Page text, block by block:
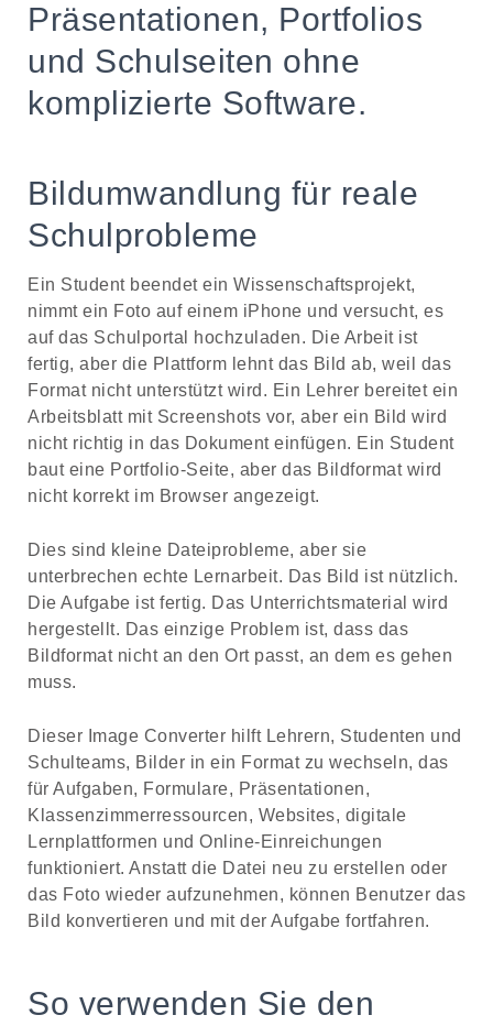
Präsentationen, Portfolios
und Schulseiten ohne
komplizierte Software.
Bildumwandlung für reale
Schulprobleme
Ein Student beendet ein Wissenschaftsprojekt,
nimmt ein Foto auf einem iPhone und versucht, es
auf das Schulportal hochzuladen. Die Arbeit ist
fertig, aber die Plattform lehnt das Bild ab, weil das
Format nicht unterstützt wird. Ein Lehrer bereitet ein
Arbeitsblatt mit Screenshots vor, aber ein Bild wird
nicht richtig in das Dokument einfügen. Ein Student
baut eine Portfolio-Seite, aber das Bildformat wird
nicht korrekt im Browser angezeigt.
Dies sind kleine Dateiprobleme, aber sie
unterbrechen echte Lernarbeit. Das Bild ist nützlich.
Die Aufgabe ist fertig. Das Unterrichtsmaterial wird
hergestellt. Das einzige Problem ist, dass das
Bildformat nicht an den Ort passt, an dem es gehen
muss.
Dieser Image Converter hilft Lehrern, Studenten und
Schulteams, Bilder in ein Format zu wechseln, das
für Aufgaben, Formulare, Präsentationen,
Klassenzimmerressourcen, Websites, digitale
Lernplattformen und Online-Einreichungen
funktioniert. Anstatt die Datei neu zu erstellen oder
das Foto wieder aufzunehmen, können Benutzer das
Bild konvertieren und mit der Aufgabe fortfahren.
So verwenden Sie den